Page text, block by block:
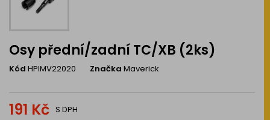
Osy přední/zadní TC/XB (2ks)
Kód HPIMV22020 Značka Maverick
191 Kč S DPH